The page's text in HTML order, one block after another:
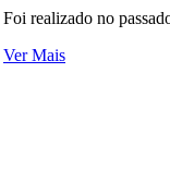
Foi realizado no
Ver Mais